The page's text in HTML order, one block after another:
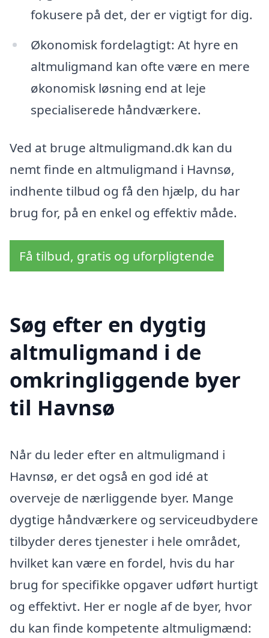
fokusere på det, der er vigtigt for dig.
Økonomisk fordelagtigt: At hyre en
altmuligmand kan ofte være en mere
økonomisk løsning end at leje
specialiserede håndværkere.
Ved at bruge altmuligmand.dk kan du
nemt finde en altmuligmand i Havnsø,
indhente tilbud og få den hjælp, du har
brug for, på en enkel og effektiv måde.
Få tilbud, gratis og uforpligtende
Søg efter en dygtig
altmuligmand i de
omkringliggende byer
til Havnsø
Når du leder efter en altmuligmand i
Havnsø, er det også en god idé at
overveje de nærliggende byer. Mange
dygtige håndværkere og serviceudbydere
tilbyder deres tjenester i hele området,
hvilket kan være en fordel, hvis du har
brug for specifikke opgaver udført hurtigt
og effektivt. Her er nogle af de byer, hvor
du kan finde kompetente altmuligmænd: